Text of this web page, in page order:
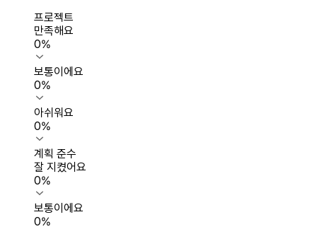
프로젝트
만족해요
0%
보통이에요
0%
아쉬워요
0%
계획 준수
잘 지켰어요
0%
보통이에요
0%